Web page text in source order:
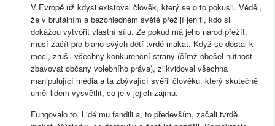
V Evropě už kdysi existoval člověk, který se o to pokusil. Věděl,
že v brutálním a bezohledném světě přežijí jen ti, kdo si
dokážou vytvořit vlastní sílu. Že pokud má jeho národ přežít,
musí začít pro blaho svých dětí tvrdě makat. Když se dostal k
moci, zrušil všechny konkurenční strany (čímž obešel nutnost
zbavovat občany volebního práva), zlikvidoval všechna
manipulující média a ta zbývající svěřil člověku, který skutečně
uměl lidem vysvětlit, co je v jejich zájmu.
Fungovalo to. Lidé mu fandili a, to především, začali tvrdě